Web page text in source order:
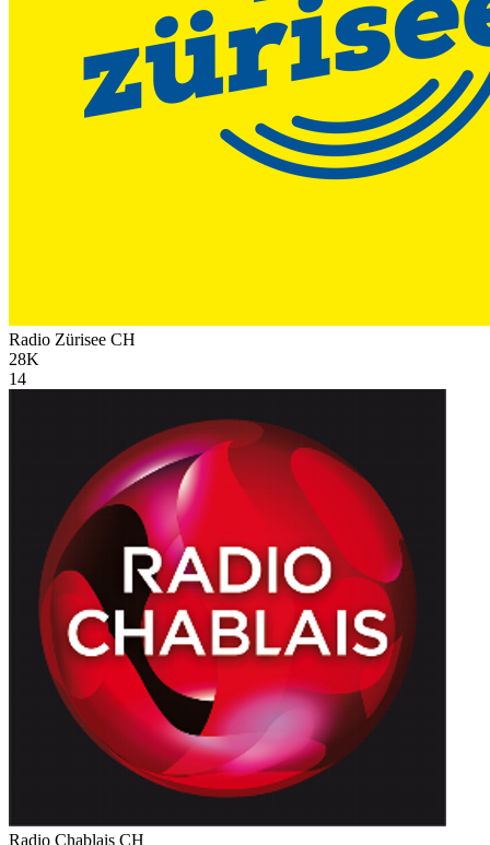
Radio Zürisee CH
28K
14
Radio Chablais CH